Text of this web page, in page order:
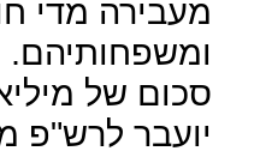
מעבירה מדי
ומשפחותיהם.
סכום של
יועבר לרש"פ